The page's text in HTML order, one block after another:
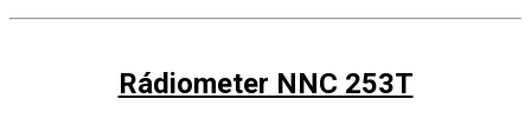
Rádiometer NNC 253T